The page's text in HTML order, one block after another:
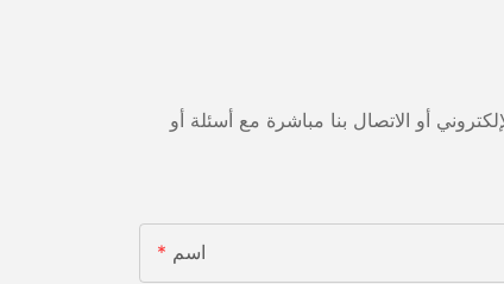
أو الاتصال بنا مباشرة مع أسئلة أو
اسم